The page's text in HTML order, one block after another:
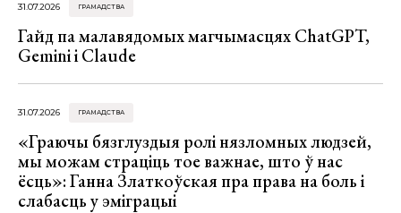
31.07.2026 ГРАМАДСТВА
Гайд па малавядомых магчымасцях ChatGPT,
Gemini і Claude
31.07.2026 ГРАМАДСТВА
«Граючы бязглуздыя ролі нязломных людзей,
мы можам страціць тое важнае, што ў нас
ёсць»: Ганна Златкоўская пра права на боль і
слабасць у эміграцыі